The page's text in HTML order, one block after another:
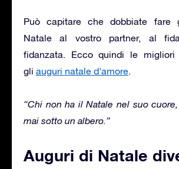
Può capitare che dobbiate fare
Natale al vostro partner, al
fidanzata. Ecco quindi le
gli auguri natale d’amore.
“Chi non ha il Natale nel suo
mai sotto un albero.”
Auguri di Natale